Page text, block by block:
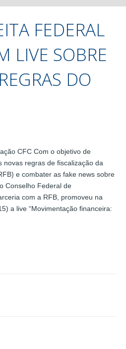
FEDERAL
LIVE SOBRE
DO
CFC Com o objetivo de
novas regras de fiscalização da
e combater as fake news sobre
Conselho Federal de
com a RFB, promoveu na
a live “Movimentação financeira: